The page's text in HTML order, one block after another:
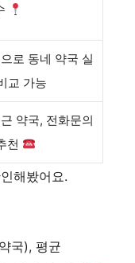
로 동네 약국 실
교 가능
약국, 전화문의
천
해봤어요.
국), 평균